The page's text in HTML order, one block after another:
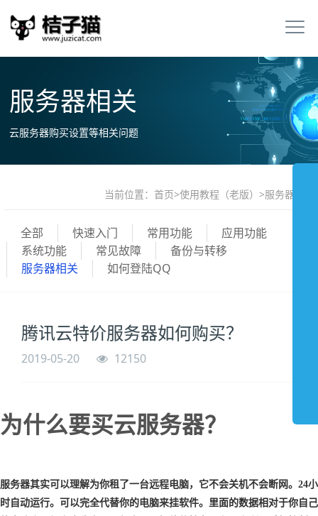
服务器相关
云服务器购买设置等相关问题
当前位置： 首页>使用教程（老版） >服务器相关
全部 快速入门 常用功能
应用功能
系统功能
常见故障
备份与转移
服务器相关
如何登陆QQ
腾讯云特价服务器如何购买？
2019-05-20 12150
为什么要买云服务器？
服务器其实可以理解为你租了一台远程电脑，它不会关机不会断网。24小
时自动运行。可以完全代替你的电脑来挂软件。 里面的数据相对于你自己